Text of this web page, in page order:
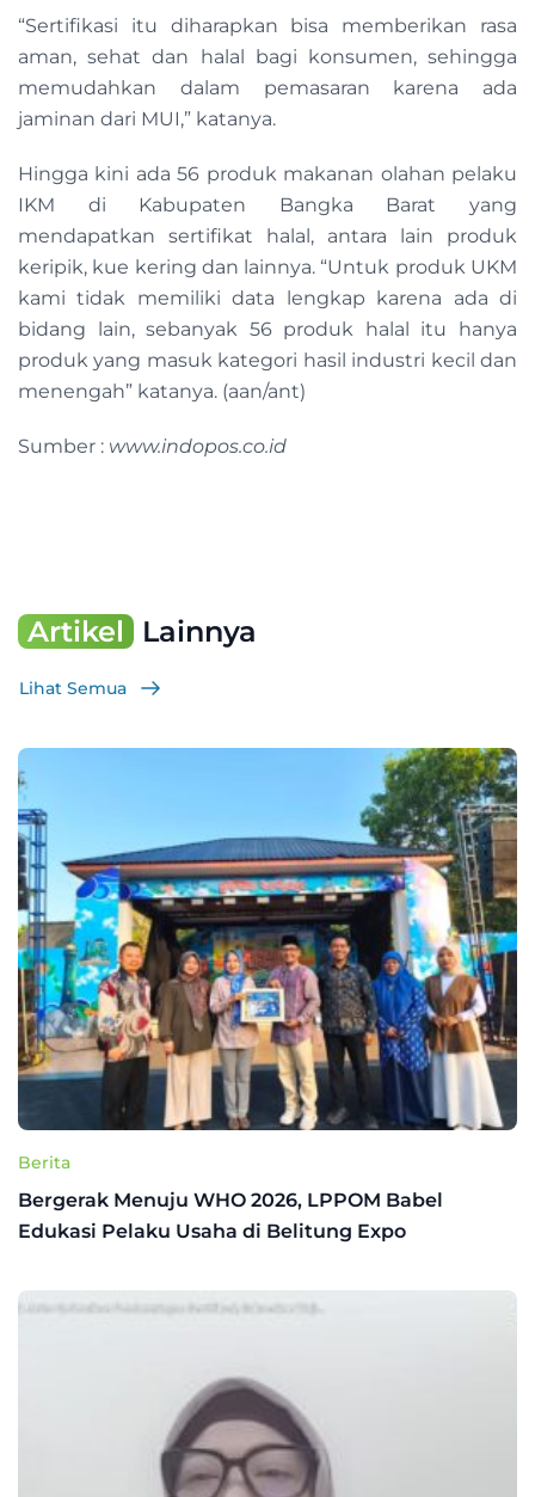
“Sertifikasi itu diharapkan bisa memberikan rasa
aman, sehat dan halal bagi konsumen, sehingga
memudahkan dalam pemasaran karena ada
jaminan dari MUI,” katanya.
Hingga kini ada 56 produk makanan olahan pelaku
IKM di Kabupaten Bangka Barat yang
mendapatkan sertifikat halal, antara lain produk
keripik, kue kering dan lainnya. “Untuk produk UKM
kami tidak memiliki data lengkap karena ada di
bidang lain, sebanyak 56 produk halal itu hanya
produk yang masuk kategori hasil industri kecil dan
menengah” katanya. (aan/ant)
Sumber : www.indopos.co.id
Artikel Lainnya
Lihat Semua
Berita
Bergerak Menuju WHO 2026, LPPOM Babel
Edukasi Pelaku Usaha di Belitung Expo